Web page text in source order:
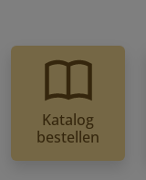
Katalog
bestellen